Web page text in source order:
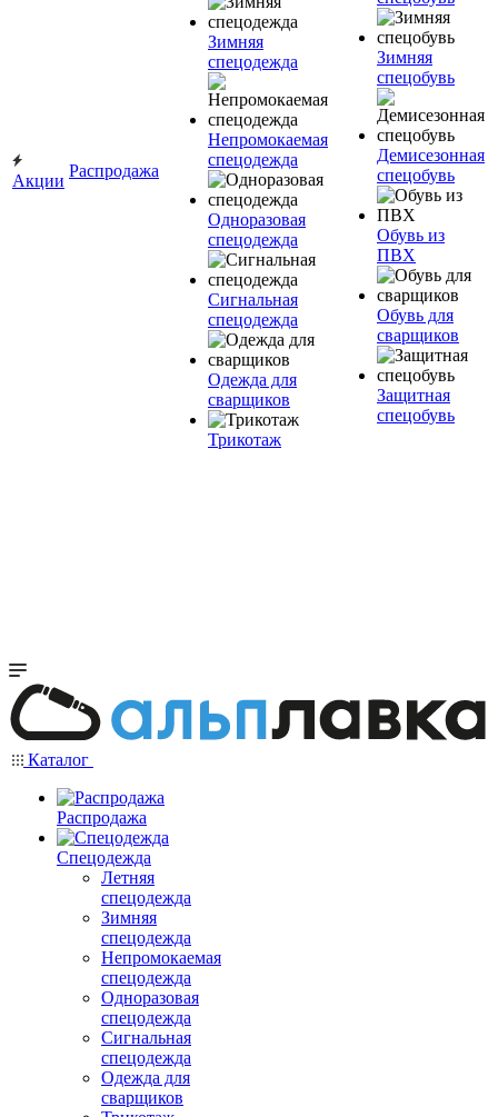
Акции
Распродажа
Зимняя
спецодежда
Непромокаемая
спецодежда
Одноразовая
спецодежда
Сигнальная
спецодежда
Одежда для
сварщиков
Трикотаж
Зимняя
спецобувь
Демисезонная
спецобувь
Обувь из
ПВХ
Обувь для
сварщиков
Защитная
спецобувь
Каталог
Распродажа
Спецодежда
Летняя
спецодежда
Зимняя
спецодежда
Непромокаемая
спецодежда
Одноразовая
спецодежда
Сигнальная
спецодежда
Одежда для
сварщиков